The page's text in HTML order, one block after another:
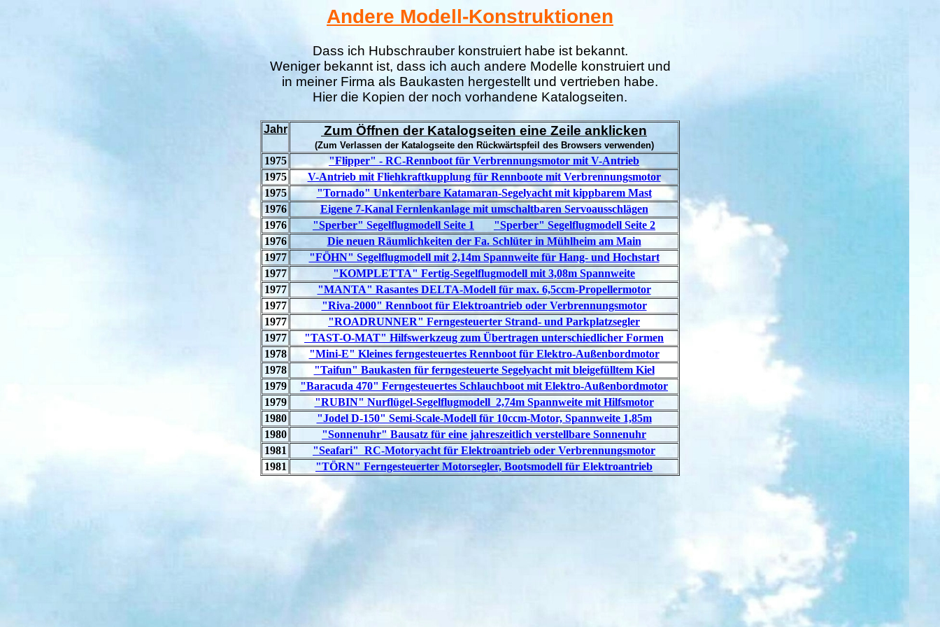
Andere Modell-Konstruktionen
Dass ich Hubschrauber konstruiert habe ist bekannt.
Weniger bekannt ist, dass ich auch andere Modelle konstruiert und
in meiner Firma als Baukasten hergestellt und vertrieben habe.
Hier die Kopien der noch vorhandene Katalogseiten.
Jahr Zum Öffnen der Katalogseiten eine Zeile anklicken
(Zum Verlassen der Katalogseite den Rückwärtspfeil des Browsers verwenden)
1975
"Flipper" - RC-Rennboot für Verbrennungsmotor mit V-Antrieb
1975
V-Antrieb mit Fliehkraftkupplung für Rennboote mit Verbrennungsmotor
1975
"Tornado" Unkenterbare Katamaran-Segelyacht mit kippbarem Mast
1976
Eigene 7-Kanal Fernlenkanlage mit umschaltbaren Servoausschlägen
1976
"Sperber" Segelflugmodell Seite 1
"Sperber" Segelflugmodell Seite 2
1976
Die neuen Räumlichkeiten der Fa. Schlüter in Mühlheim am Main
1977
"FÖHN" Segelflugmodell mit 2,14m Spannweite für Hang- und Hochstart
1977
"KOMPLETTA" Fertig-Segelflugmodell mit 3,08m Spannweite
1977
"MANTA" Rasantes DELTA-Modell für max. 6,5ccm-Propellermotor
1977
"Riva-2000" Rennboot für Elektroantrieb oder Verbrennungsmotor
1977
"ROADRUNNER" Ferngesteuerter Strand- und Parkplatzsegler
1977
"TAST-O-MAT" Hilfswerkzeug zum Übertragen unterschiedlicher Formen
1978
"Mini-E" Kleines ferngesteuertes Rennboot für Elektro-Außenbordmotor
1978
"Taifun" Baukasten für ferngesteuerte Segelyacht mit bleigefülltem Kiel
1979
"Baracuda 470" Ferngesteuertes Schlauchboot mit Elektro-Außenbordmotor
1979
"RUBIN" Nurflügel-Segelflugmodell 2,74m Spannweite mit Hilfsmotor
1980
"Jodel D-150" Semi-Scale-Modell für 10ccm-Motor, Spannweite 1,85m
1980
"Sonnenuhr" Bausatz für eine jahreszeitlich verstellbare Sonnenuhr
1981
"Seafari" RC-Motoryacht für Elektroantrieb oder Verbrennungsmotor
1981
"TÖRN" Ferngesteuerter Motorsegler, Bootsmodell für Elektroantrieb